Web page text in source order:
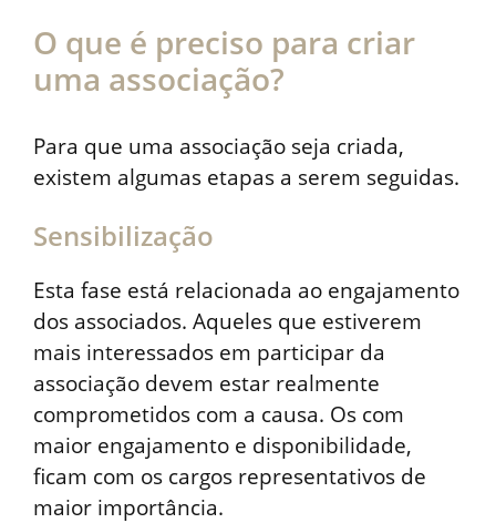
O que é preciso para criar
uma associação?
Para que uma associação seja criada,
existem algumas etapas a serem seguidas.
Sensibilização
Esta fase está relacionada ao engajamento
dos associados. Aqueles que estiverem
mais interessados em participar da
associação devem estar realmente
comprometidos com a causa. Os com
maior engajamento e disponibilidade,
ficam com os cargos representativos de
maior importância.